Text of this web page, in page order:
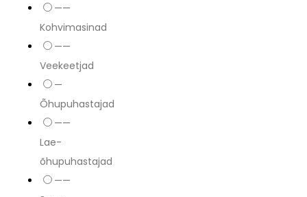
——
Kohvimasinad
——
Veekeetjad
—
Õhupuhastajad
——
Lae-
õhupuhastajad
——